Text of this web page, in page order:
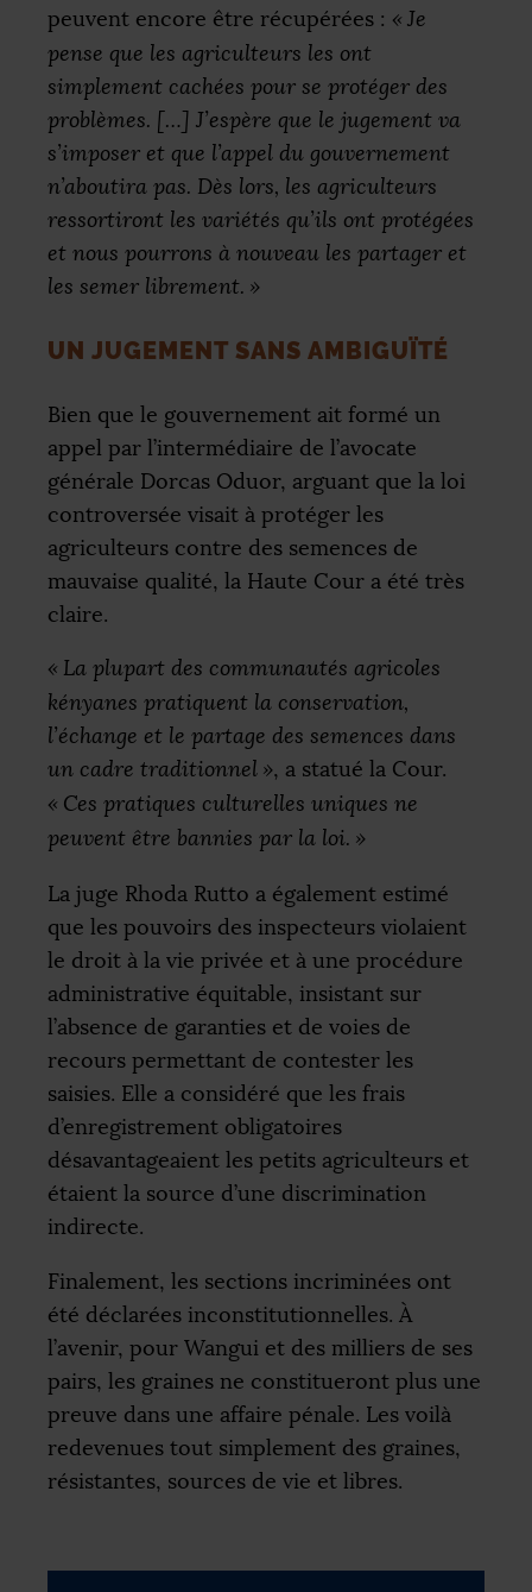
peuvent encore être récupérées : « Je
pense que les agriculteurs les ont
simplement cachées pour se protéger des
problèmes. […] J’espère que le jugement va
s’imposer et que l’appel du gouvernement
n’aboutira pas. Dès lors, les agriculteurs
ressortiront les variétés qu’ils ont protégées
et nous pourrons à nouveau les partager et
les semer librement. »
UN JUGEMENT SANS AMBIGUÏTÉ
Bien que le gouvernement ait formé un
appel par l’intermédiaire de l’avocate
générale Dorcas Oduor, arguant que la loi
controversée visait à protéger les
agriculteurs contre des semences de
mauvaise qualité, la Haute Cour a été très
claire.
« La plupart des communautés agricoles
kényanes pratiquent la conservation,
l’échange et le partage des semences dans
un cadre traditionnel », a statué la Cour.
« Ces pratiques culturelles uniques ne
peuvent être bannies par la loi. »
La juge Rhoda Rutto a également estimé
que les pouvoirs des inspecteurs violaient
le droit à la vie privée et à une procédure
administrative équitable, insistant sur
l’absence de garanties et de voies de
recours permettant de contester les
saisies. Elle a considéré que les frais
d’enregistrement obligatoires
désavantageaient les petits agriculteurs et
étaient la source d’une discrimination
indirecte.
Finalement, les sections incriminées ont
été déclarées inconstitutionnelles. À
l’avenir, pour Wangui et des milliers de ses
pairs, les graines ne constitueront plus une
preuve dans une affaire pénale. Les voilà
redevenues tout simplement des graines,
résistantes, sources de vie et libres.